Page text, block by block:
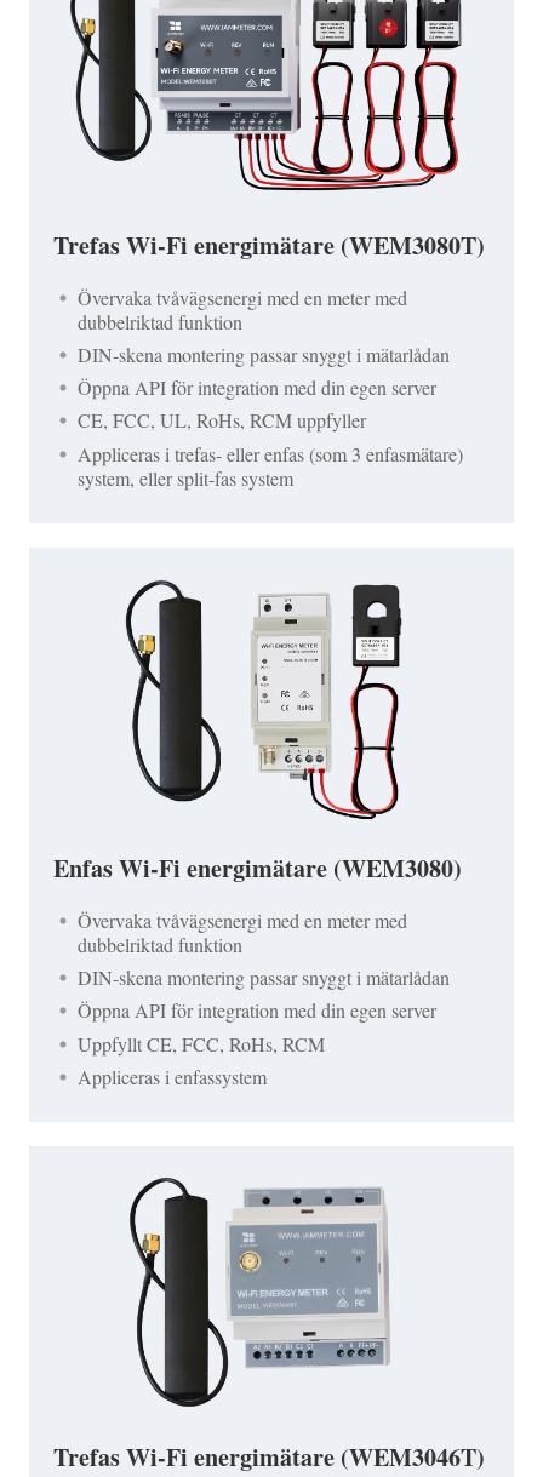
Trefas Wi-Fi energimätare (WEM3080T)
Övervaka tvåvägsenergi med en meter med
dubbelriktad funktion
DIN-skena montering passar snyggt i mätarlådan
Öppna API för integration med din egen server
CE, FCC, UL, RoHs, RCM uppfyller
Appliceras i trefas- eller enfas (som 3 enfasmätare)
system, eller split-fas system
Enfas Wi-Fi energimätare (WEM3080)
Övervaka tvåvägsenergi med en meter med
dubbelriktad funktion
DIN-skena montering passar snyggt i mätarlådan
Öppna API för integration med din egen server
Uppfyllt CE, FCC, RoHs, RCM
Appliceras i enfassystem
Trefas Wi-Fi energimätare (WEM3046T)